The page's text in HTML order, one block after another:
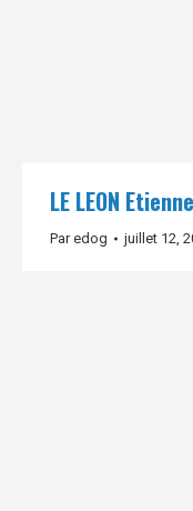
LE LEON
Paredog juillet 12,